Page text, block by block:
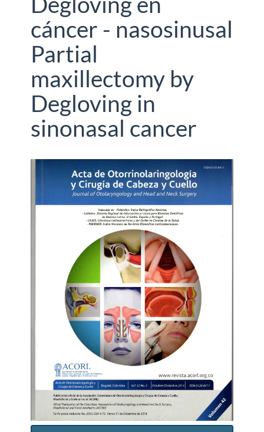
cáncer - nasosinusal
Partial
maxillectomy by
Degloving in
sinonasal cancer
Barra
lateral
del
artículo